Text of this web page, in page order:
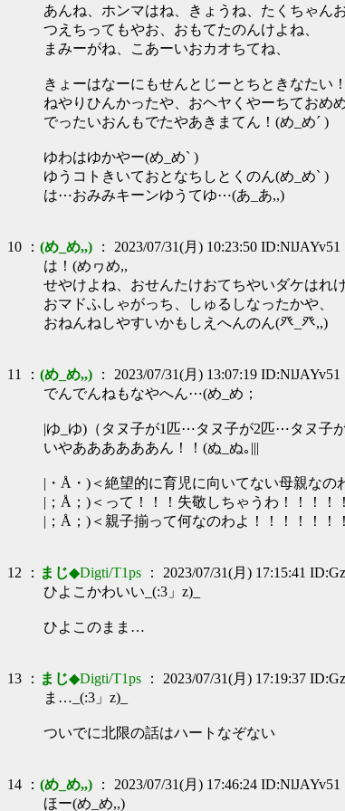
あんね、ホンマはね、きょうね、たくちゃん
つえちってもやお、おもてたのんけよね、
まみーがね、こあーいおカオちてね、
きょーはなーにもせんとじーとちときなたい
ねやりひんかったや、おヘヤくやーちておめ
でったいおんもでたやあきまてん！(め_め´ )
ゆわはゆかやー(め_め` )
ゆうコトきいておとなちしとくのん(め_め` )
は⋯おみみキーンゆうてゆ⋯(あ_あ,,)
10 ： (め_め,,) ： 2023/07/31(月) 10:23:50 ID:NlJAYv51
は！(めヮめ,,
せやけよね、おせんたけおてちやいダケはれ
おマドふしゃがっち、しゅるしなったかや、
おねんねしやすいかもしえへんのん(癶_癶,,)
11 ： (め_め,,) ： 2023/07/31(月) 13:07:19 ID:NlJAYv51
でんでんねもなやへん⋯(め_め；
|ゆ_ゆ)（タヌ子が1匹⋯タヌ子が2匹⋯タヌ子
いやああああああん！！(ぬ_ぬ｡|||
|・Å・)＜絶望的に育児に向いてない母親なの
|；Å；)＜って！！！失敬しちゃうわ！！！！
|；Å；)＜親子揃って何なのわよ！！！！！！
12 ： まじ◆Digti/T1ps ： 2023/07/31(月) 17:15:41
ひよこかわいい_(:3」z)_
ひよこのまま…
13 ： まじ◆Digti/T1ps ： 2023/07/31(月) 17:19:37
ま…_(:3」z)_
ついでに北限の話はハートなぞない
14 ： (め_め,,) ： 2023/07/31(月) 17:46:24 ID:NlJAYv51
ほー(め_め,,)